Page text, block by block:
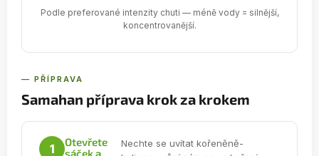
Podle preferované intenzity chuti — méně vody = silnější,
koncentrovanější.
— PŘÍPRAVA
Samahan příprava krok za krokem
1
Otevřete
sáček a
Nechte se uvítat kořeněně-